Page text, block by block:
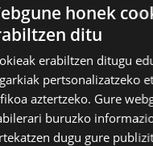
honek
ditu
erabiltzen ditugu
pertsonalizatzeko
aztertzeko. Gure
buruzko
dugu gure